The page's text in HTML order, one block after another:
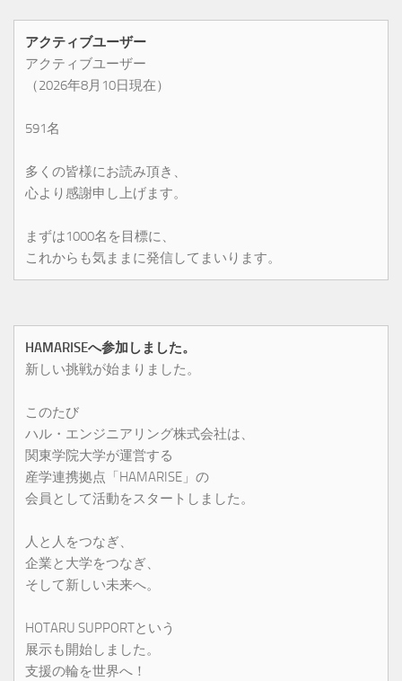
アクティブユーザー
アクティブユーザー
（2026年8月10日現在）
591名
多くの皆様にお読み頂き、
心より感謝申し上げます。
まずは1000名を目標に、
これからも気ままに発信してまいります。
HAMARISEへ参加しました。
新しい挑戦が始まりました。
このたび
ハル・エンジニアリング株式会社は、
関東学院大学が運営する
産学連携拠点「HAMARISE」の
会員として活動をスタートしました。
人と人をつなぎ、
企業と大学をつなぎ、
そして新しい未来へ。
HOTARU SUPPORTという
展示も開始しました。
支援の輪を世界へ！